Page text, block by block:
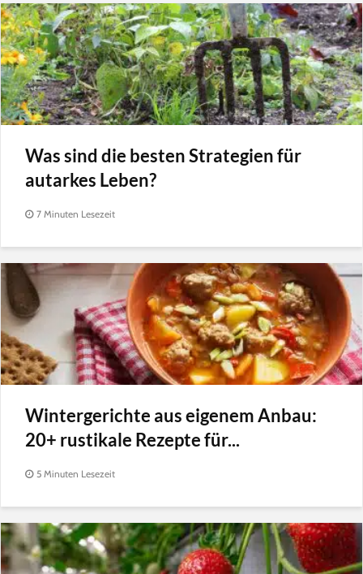
Was sind die besten Strategien für
autarkes Leben?
7 Minuten Lesezeit
Wintergerichte aus eigenem Anbau:
20+ rustikale Rezepte für...
5 Minuten Lesezeit